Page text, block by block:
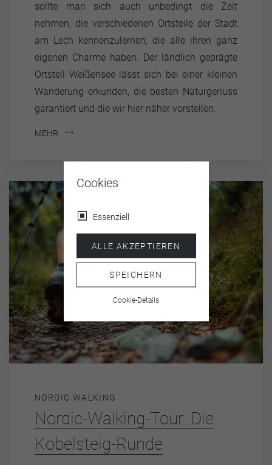
sollte man sich auch unbedingt die Zeit
nehmen, die verschiedenen Ortsteile der Stadt
am Lech kennenzulernen, die alle ihren ganz
eigenen Charme haben. Der ländlich geprägte
Ortsteil Weißensee lässt sich bei einer kleinen
Wanderung erkunden, die besten Naturgenuss
garantiert und die wir hier näher vorstellen.
MEHR
NORDIC WALKING
Nordic-Walking-Tour: Die
Kobelsteig-Runde
Cookies
Essenziell
ALLE AKZEPTIEREN
SPEICHERN
Cookie-Details